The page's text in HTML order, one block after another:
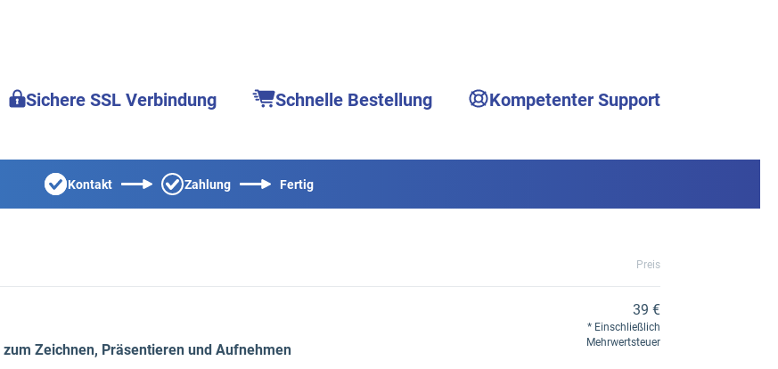
Sichere SSL Verbindung Schnelle Bestellung Kompetenter Support
Kontakt Zahlung Fertig
Preis
Zeichnen, Präsentieren und Aufnehmen
39 €
Einschließlich
Mehrwertsteuer